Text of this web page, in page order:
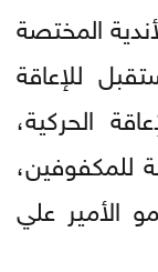
المختصة
للإعاقة
الحركية،
للمكفوفين،
الأمير علي